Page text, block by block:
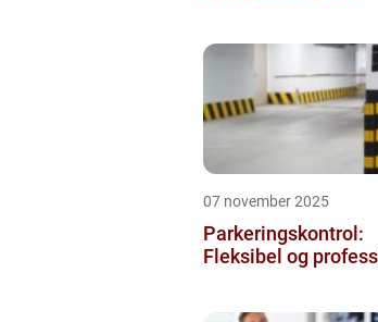
07 november 2025
Parkeringskontrol:
Fleksibel og